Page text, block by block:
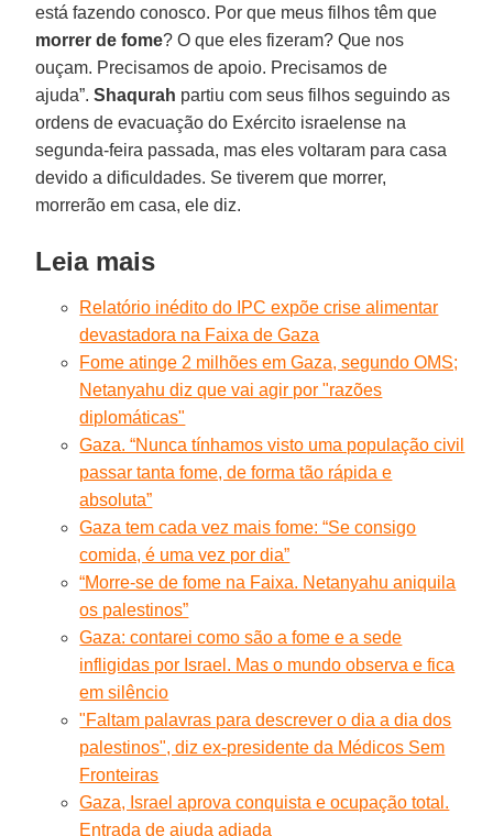
está fazendo conosco. Por que meus filhos têm que
morrer de fome? O que eles fizeram? Que nos
ouçam. Precisamos de apoio. Precisamos de
ajuda”.Shaqurah partiu com seus filhos seguindo as
ordens de evacuação do Exército israelense na
segunda-feira passada, mas eles voltaram para casa
devido a dificuldades. Se tiverem que morrer,
morrerão em casa, ele diz.
Leia mais
Relatório inédito do IPC expõe crise alimentar
devastadora na Faixa de Gaza
Fome atinge 2 milhões em Gaza, segundo OMS;
Netanyahu diz que vai agir por "razões
diplomáticas"
Gaza. “Nunca tínhamos visto uma população civil
passar tanta fome, de forma tão rápida e
absoluta”
Gaza tem cada vez mais fome: “Se consigo
comida, é uma vez por dia”
“Morre-se de fome na Faixa. Netanyahu aniquila
os palestinos”
Gaza: contarei como são a fome e a sede
infligidas por Israel. Mas o mundo observa e fica
em silêncio
"Faltam palavras para descrever o dia a dia dos
palestinos", diz ex-presidente da Médicos Sem
Fronteiras
Gaza, Israel aprova conquista e ocupação total.
Entrada de ajuda adiada